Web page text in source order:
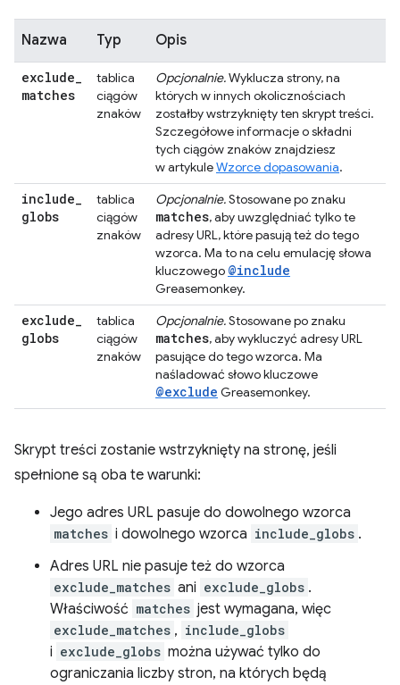
Nazwa Typ Opis
exclude_
matches
tablica
ciągów
znaków
Opcjonalnie.Wyklucza strony, na
których w innych okolicznościach
zostałby wstrzyknięty ten skrypt treści.
Szczegółowe informacje o składni
tych ciągów znaków znajdziesz
w artykuleWzorce dopasowania.
include_
globs
tablica
ciągów
znaków
Opcjonalnie.Stosowane po znaku
matches, aby uwzględniać tylko te
adresy URL, które pasują też do tego
wzorca. Ma to na celu emulację słowa
kluczowego @include
Greasemonkey.
exclude_
globs
tablica
ciągów
znaków
Opcjonalnie.Stosowane po znaku
matches, aby wykluczyć adresy URL
pasujące do tego wzorca. Ma
naśladować słowo kluczowe
@exclude Greasemonkey.
Skrypt treści zostanie wstrzyknięty na stronę, jeśli
spełnione są oba te warunki:
Jego adres URL pasuje do dowolnego wzorca
matches i dowolnego wzorca include_globs .
Adres URL nie pasuje też do wzorca
exclude_matches ani exclude_globs .
Właściwość matches jest wymagana, więc
exclude_matches , include_globs
i exclude_globs można używać tylko do
ograniczania liczby stron, na których będą